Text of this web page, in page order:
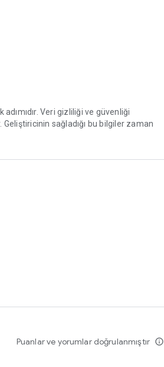
doldurabilirsiniz.
Veri gizliliği ve güvenliği
sağladığı bu bilgiler zaman
Puanlar ve yorumlar doğrulanmıştır info_outline